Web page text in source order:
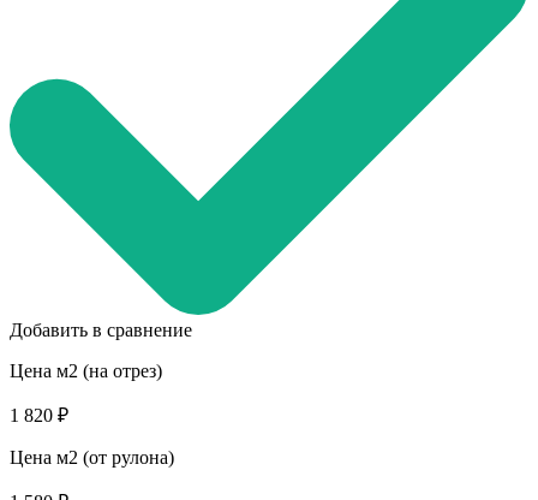
Добавить в сравнение
Цена м2 (на отрез)
1 820 ₽
Цена м2 (от рулона)